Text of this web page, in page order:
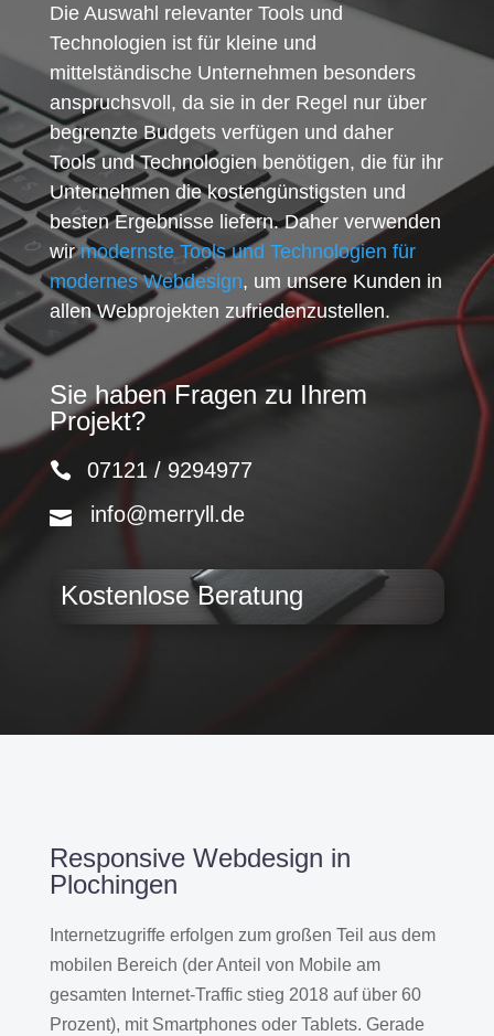
Die Auswahl relevanter Tools und
Technologien ist für kleine und
mittelständische Unternehmen besonders
anspruchsvoll, da sie in der Regel nur über
begrenzte Budgets verfügen und daher
Tools und Technologien benötigen, die für ihr
Unternehmen die kostengünstigsten und
besten Ergebnisse liefern. Daher verwenden
wirmodernste Tools und Technologien für
modernes Webdesign, um unsere Kunden in
allen Webprojekten zufriedenzustellen.
Sie haben Fragen zu Ihrem
Projekt?
07121 / 9294977
info@merryll.de
Kostenlose Beratung
Responsive Webdesign in
Plochingen
Internetzugriffe erfolgen zum großen Teil aus dem
mobilen Bereich (der Anteil von Mobile am
gesamten Internet-Traffic stieg 2018 auf über 60
Prozent), mit Smartphones oder Tablets. Gerade